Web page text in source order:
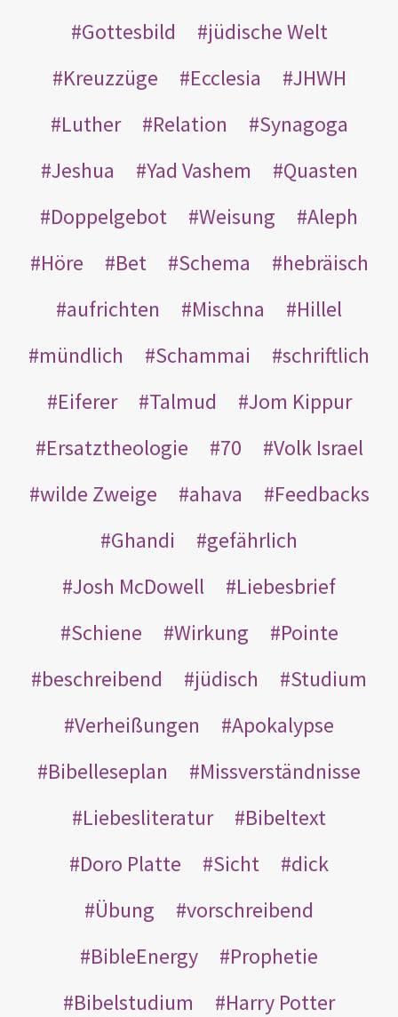
Gottesbild
jüdische Welt
Kreuzzüge
Ecclesia
JHWH
Luther
Relation
Synagoga
Jeshua
Yad Vashem
Quasten
Doppelgebot
Weisung
Aleph
Höre
Bet Schema
hebräisch
aufrichten
Mischna
Hillel
mündlich
Schammai
schriftlich
Eiferer
Talmud
Jom Kippur
Ersatztheologie
70
Volk Israel
wilde Zweige
ahava
Feedbacks
Ghandi
gefährlich
Josh McDowell
Liebesbrief
Schiene
Wirkung
Pointe
beschreibend
jüdisch
Studium
Verheißungen
Apokalypse
Bibelleseplan
Missverständnisse
Liebesliteratur
Bibeltext
Doro Platte
Sicht
dick
Übung
vorschreibend
BibleEnergy
Prophetie
Bibelstudium
Harry Potter